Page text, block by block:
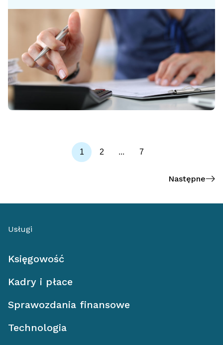
1 2 ... 7
Następne
Usługi
Księgowość
Kadry i płace
Sprawozdania finansowe
Technologia